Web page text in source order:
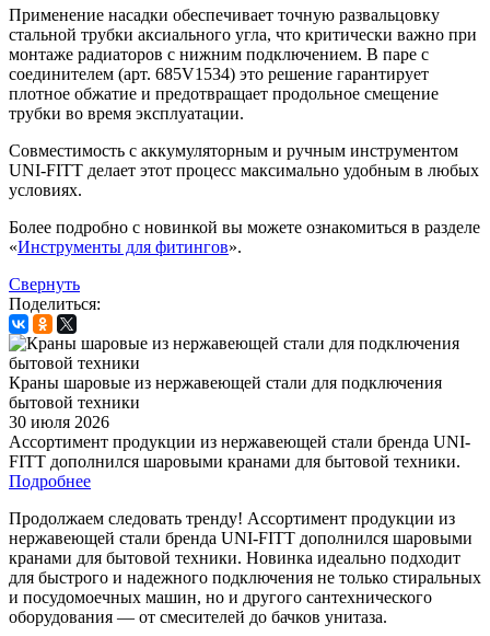
Применение насадки обеспечивает точную развальцовку
стальной трубки аксиального угла, что критически важно при
монтаже радиаторов с нижним подключением. В паре с
соединителем (арт. 685V1534) это решение гарантирует
плотное обжатие и предотвращает продольное смещение
трубки во время эксплуатации.
Совместимость с аккумуляторным и ручным инструментом
UNI-FITT делает этот процесс максимально удобным в любых
условиях.
Более подробно с новинкой вы можете ознакомиться в разделе
«Инструменты для фитингов».
Свернуть
Поделиться:
Краны шаровые из нержавеющей стали для подключения
бытовой техники
30 июля 2026
Ассортимент продукции из нержавеющей стали бренда UNI-
FITT дополнился шаровыми кранами для бытовой техники.
Подробнее
Продолжаем следовать тренду! Ассортимент продукции из
нержавеющей стали бренда UNI-FITT дополнился шаровыми
кранами для бытовой техники. Новинка идеально подходит
для быстрого и надежного подключения не только стиральных
и посудомоечных машин, но и другого сантехнического
оборудования — от смесителей до бачков унитаза.